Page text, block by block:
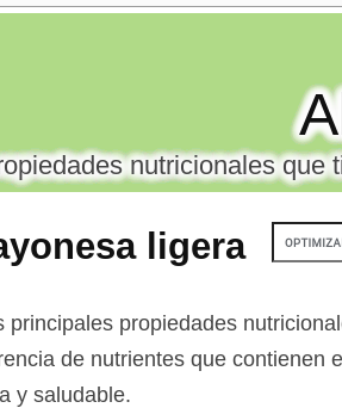
ligera
nutricionales que
propiedades
de nutrientes que contienen
y saludable.